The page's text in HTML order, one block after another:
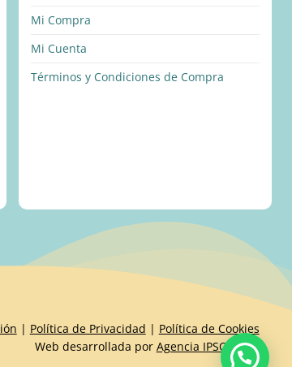
Mi Compra
Mi Cuenta
Términos y Condiciones de Compra
| Política de Privacidad | Política de Cookies
Web desarrollada por Agencia IPSOIDEAS